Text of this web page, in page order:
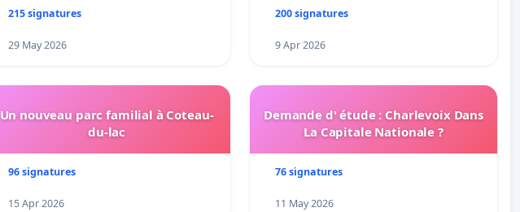
215 signatures
29 May 2026
200 signatures
9 Apr 2026
Un nouveau parc familial à Coteau-
du-lac
96 signatures
15 Apr 2026
Demande d' étude : Charlevoix Dans
La Capitale Nationale ?
76 signatures
11 May 2026